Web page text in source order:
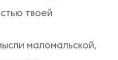
твоей
маломальской,